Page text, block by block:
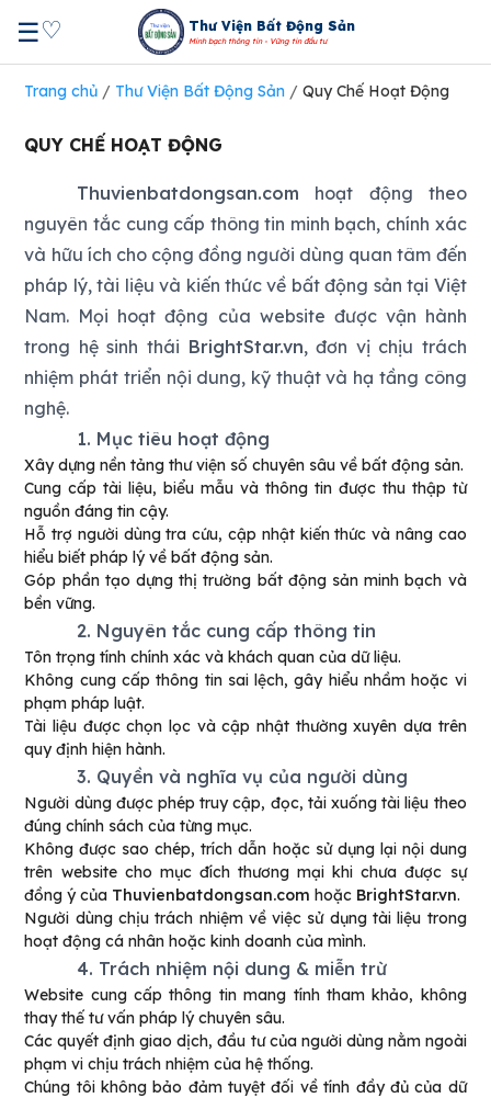
☰♡ Thư Viện Bất Động Sản
Minh bạch thông tin - Vững tin đầu tư
Trang chủ / Thư Viện Bất Động Sản /Quy Chế Hoạt Động
QUY CHẾ HOẠT ĐỘNG
Thuvienbatdongsan.com hoạt động theo
nguyên tắc cung cấp thông tin minh bạch, chính xác
và hữu ích cho cộng đồng người dùng quan tâm đến
pháp lý, tài liệu và kiến thức về bất động sản tại Việt
Nam. Mọi hoạt động của website được vận hành
trong hệ sinh thái BrightStar.vn, đơn vị chịu trách
nhiệm phát triển nội dung, kỹ thuật và hạ tầng công
nghệ.
1. Mục tiêu hoạt động
Xây dựng nền tảng thư viện số chuyên sâu về bất động sản.
Cung cấp tài liệu, biểu mẫu và thông tin được thu thập từ
nguồn đáng tin cậy.
Hỗ trợ người dùng tra cứu, cập nhật kiến thức và nâng cao
hiểu biết pháp lý về bất động sản.
Góp phần tạo dựng thị trường bất động sản minh bạch và
bền vững.
2. Nguyên tắc cung cấp thông tin
Tôn trọng tính chính xác và khách quan của dữ liệu.
Không cung cấp thông tin sai lệch, gây hiểu nhầm hoặc vi
phạm pháp luật.
Tài liệu được chọn lọc và cập nhật thường xuyên dựa trên
quy định hiện hành.
3. Quyền và nghĩa vụ của người dùng
Người dùng được phép truy cập, đọc, tải xuống tài liệu theo
đúng chính sách của từng mục.
Không được sao chép, trích dẫn hoặc sử dụng lại nội dung
trên website cho mục đích thương mại khi chưa được sự
đồng ý của Thuvienbatdongsan.com hoặc BrightStar.vn.
Người dùng chịu trách nhiệm về việc sử dụng tài liệu trong
hoạt động cá nhân hoặc kinh doanh của mình.
4. Trách nhiệm nội dung & miễn trừ
Website cung cấp thông tin mang tính tham khảo, không
thay thế tư vấn pháp lý chuyên sâu.
Các quyết định giao dịch, đầu tư của người dùng nằm ngoài
phạm vi chịu trách nhiệm của hệ thống.
Chúng tôi không bảo đảm tuyệt đối về tính đầy đủ của dữ